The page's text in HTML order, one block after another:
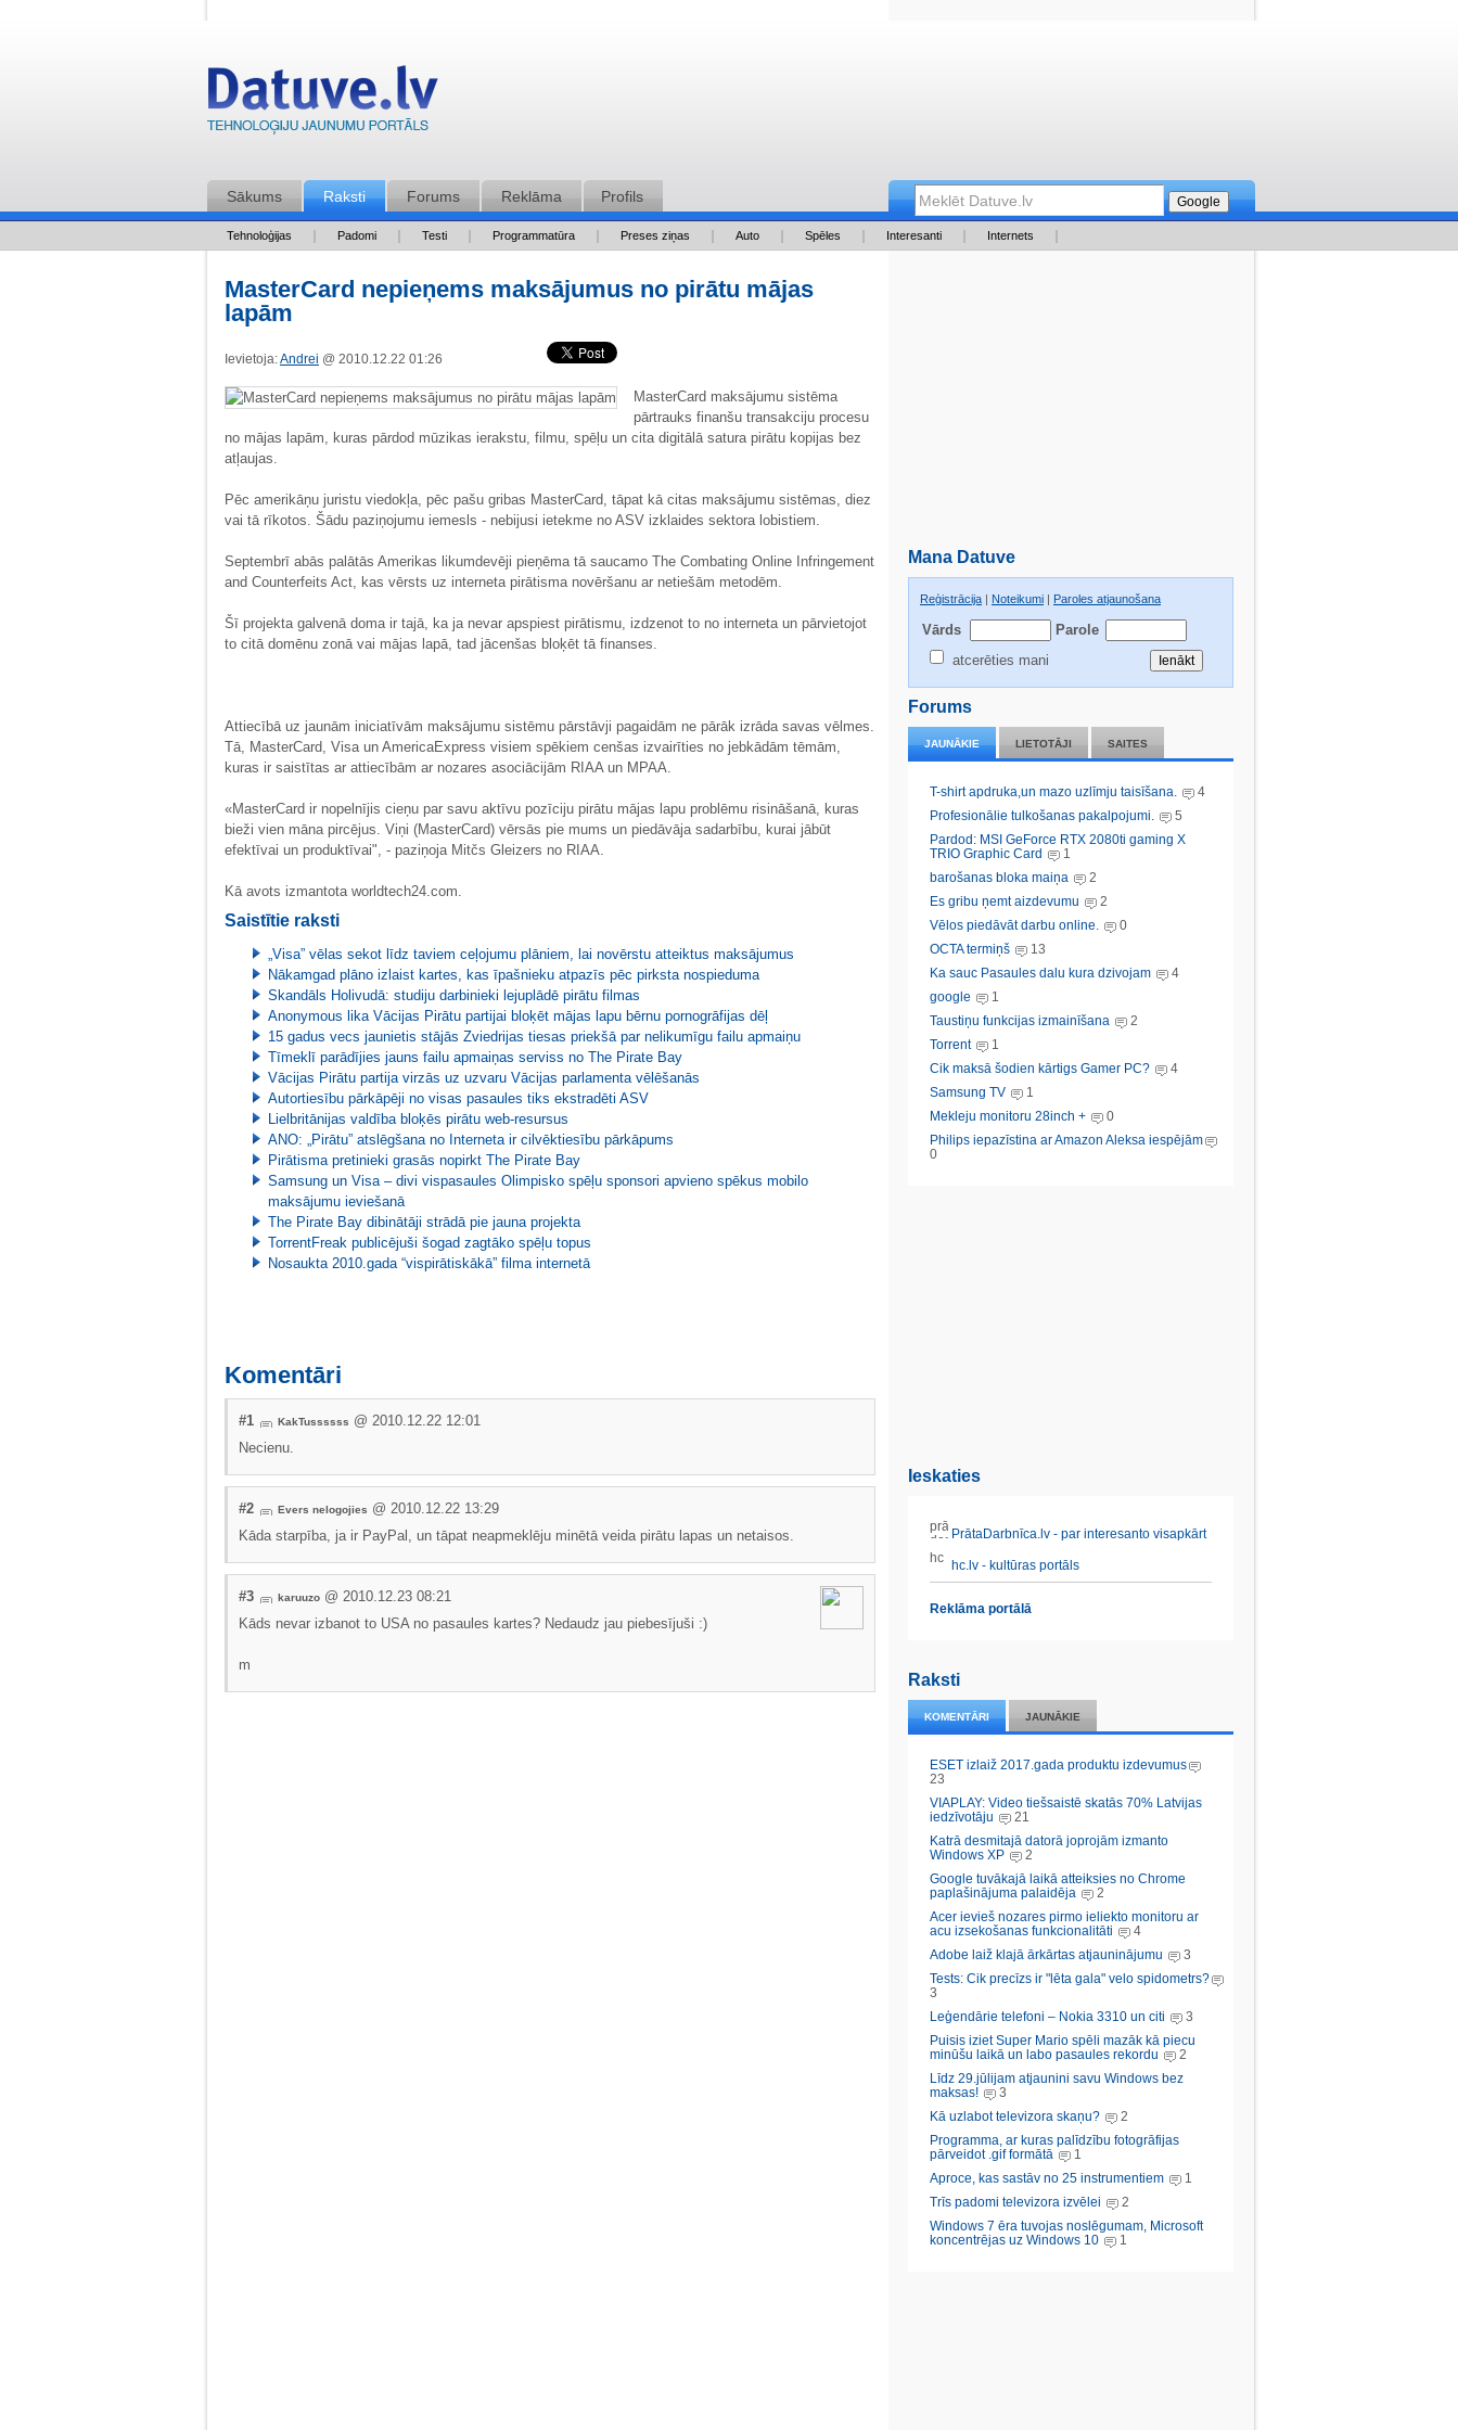
Sākums Raksti Forums Reklāma Profils
Tehnoloģijas Padomi Testi Programmatūra Preses ziņas Auto Spēles Interesanti Internets
Mana Datuve
Reģistrācija | Noteikumi | Paroles atjaunošana
Vārds
Parole
atcerēties mani
Forums
JAUNĀKIE LIETOTĀJI SAITES
T-shirt apdruka,un mazo uzlīmju taisīšana.
4
Profesionālie tulkošanas pakalpojumi.
5
Pardod: MSI GeForce RTX 2080ti gaming X
TRIO Graphic Card
1
barošanas bloka maiņa
2
Es gribu ņemt aizdevumu
2
Vēlos piedāvāt darbu online.
0
OCTA termiņš
13
Ka sauc Pasaules dalu kura dzivojam
4
google
1
Taustiņu funkcijas izmainīšana
2
Torrent
1
Cik maksā šodien kārtigs Gamer PC?
4
Samsung TV
1
Mekleju monitoru 28inch +
0
Philips iepazīstina ar Amazon Aleksa iespējām
0
Ieskaties
PrātaDarbnīca.lv - par interesanto visapkārt
hc.lv - kultūras portāls
Reklāma portālā
Raksti
KOMENTĀRI JAUNĀKIE
ESET izlaiž 2017.gada produktu izdevumus
23
VIAPLAY: Video tiešsaistē skatās 70% Latvijas
iedzīvotāju
21
Katrā desmitajā datorā joprojām izmanto
Windows XP
2
Google tuvākajā laikā atteiksies no Chrome
paplašinājuma palaidēja
2
Acer ievieš nozares pirmo ieliekto monitoru ar
acu izsekošanas funkcionalitāti
4
Adobe laiž klajā ārkārtas atjauninājumu
3
Tests: Cik precīzs ir "lēta gala" velo spidometrs?
3
Leģendārie telefoni – Nokia 3310 un citi
3
Puisis iziet Super Mario spēli mazāk kā piecu
minūšu laikā un labo pasaules rekordu
2
Līdz 29.jūlijam atjaunini savu Windows bez
maksas!
3
Kā uzlabot televizora skaņu?
2
Programma, ar kuras palīdzību fotogrāfijas
pārveidot .gif formātā
1
Aproce, kas sastāv no 25 instrumentiem
1
Trīs padomi televizora izvēlei
2
Windows 7 ēra tuvojas noslēgumam, Microsoft
koncentrējas uz Windows 10
1
MasterCard nepieņems maksājumus no pirātu mājas
lapām
Ievietoja:Andrei @ 2010.12.22 01:26
MasterCard maksājumu sistēma
pārtrauks finanšu transakciju procesu
no mājas lapām, kuras pārdod mūzikas ierakstu, filmu, spēļu un cita digitālā satura pirātu kopijas bez
atļaujas.
Pēc amerikāņu juristu viedokļa, pēc pašu gribas MasterCard, tāpat kā citas maksājumu sistēmas, diez
vai tā rīkotos. Šādu paziņojumu iemesls - nebijusi ietekme no ASV izklaides sektora lobistiem.
Septembrī abās palātās Amerikas likumdevēji pieņēma tā saucamo The Combating Online Infringement
and Counterfeits Act, kas vērsts uz interneta pirātisma novēršanu ar netiešām metodēm.
Šī projekta galvenā doma ir tajā, ka ja nevar apspiest pirātismu, izdzenot to no interneta un pārvietojot
to citā domēnu zonā vai mājas lapā, tad jācenšas bloķēt tā finanses.
Attiecībā uz jaunām iniciatīvām maksājumu sistēmu pārstāvji pagaidām ne pārāk izrāda savas vēlmes.
Tā, MasterCard, Visa un AmericaExpress visiem spēkiem cenšas izvairīties no jebkādām tēmām,
kuras ir saistītas ar attiecībām ar nozares asociācijām RIAA un MPAA.
«MasterCard ir nopelnījis cieņu par savu aktīvu pozīciju pirātu mājas lapu problēmu risināšanā, kuras
bieži vien māna pircējus. Viņi (MasterCard) vērsās pie mums un piedāvāja sadarbību, kurai jābūt
efektīvai un produktīvai", - paziņoja Mitčs Gleizers no RIAA.
Kā avots izmantota worldtech24.com.
Saistītie raksti
„Visa” vēlas sekot līdz taviem ceļojumu plāniem, lai novērstu atteiktus maksājumus
Nākamgad plāno izlaist kartes, kas īpašnieku atpazīs pēc pirksta nospieduma
Skandāls Holivudā: studiju darbinieki lejuplādē pirātu filmas
Anonymous lika Vācijas Pirātu partijai bloķēt mājas lapu bērnu pornogrāfijas dēļ
15 gadus vecs jaunietis stājās Zviedrijas tiesas priekšā par nelikumīgu failu apmaiņu
Tīmeklī parādījies jauns failu apmaiņas serviss no The Pirate Bay
Vācijas Pirātu partija virzās uz uzvaru Vācijas parlamenta vēlēšanās
Autortiesību pārkāpēji no visas pasaules tiks ekstradēti ASV
Lielbritānijas valdība bloķēs pirātu web-resursus
ANO: „Pirātu” atslēgšana no Interneta ir cilvēktiesību pārkāpums
Pirātisma pretinieki grasās nopirkt The Pirate Bay
Samsung un Visa – divi vispasaules Olimpisko spēļu sponsori apvieno spēkus mobilo
maksājumu ieviešanā
The Pirate Bay dibinātāji strādā pie jauna projekta
TorrentFreak publicējuši šogad zagtāko spēļu topus
Nosaukta 2010.gada “vispirātiskākā” filma internetā
Komentāri
#1 KakTussssss @ 2010.12.22 12:01
Necienu.
#2 Evers nelogojies @ 2010.12.22 13:29
Kāda starpība, ja ir PayPal, un tāpat neapmeklēju minētā veida pirātu lapas un netaisos.
#3 karuuzo @ 2010.12.23 08:21
Kāds nevar izbanot to USA no pasaules kartes? Nedaudz jau piebesījuši :)
m